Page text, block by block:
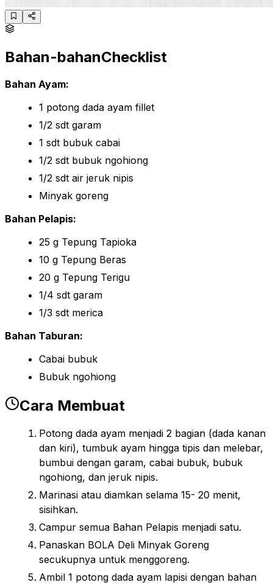
Bahan-bahanChecklist
Bahan Ayam:
1 potong dada ayam fillet
1/2 sdt garam
1 sdt bubuk cabai
1/2 sdt bubuk ngohiong
1/2 sdt air jeruk nipis
Minyak goreng
Bahan Pelapis:
25 g Tepung Tapioka
10 g Tepung Beras
20 g Tepung Terigu
1/4 sdt garam
1/3 sdt merica
Bahan Taburan:
Cabai bubuk
Bubuk ngohiong
Cara Membuat
Potong dada ayam menjadi 2 bagian (dada kanan
dan kiri), tumbuk ayam hingga tipis dan melebar,
bumbui dengan garam, cabai bubuk, bubuk
ngohiong, dan jeruk nipis.
Marinasi atau diamkan selama 15- 20 menit,
sisihkan.
Campur semua Bahan Pelapis menjadi satu.
Panaskan BOLA Deli Minyak Goreng
secukupnya untuk menggoreng.
Ambil 1 potong dada ayam lapisi dengan bahan